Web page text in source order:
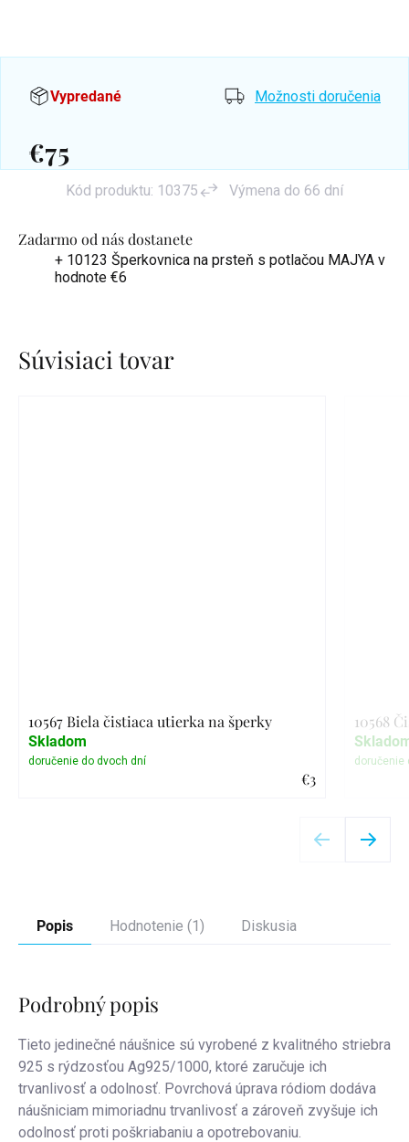
Zadarmo od nás dostanete
+ 10123 Šperkovnica na prsteň s potlačou MAJYA v
hodnote €6
Vypredané Možnosti doručenia
€75
Kód produktu: 10375 Výmena do 66 dní
Súvisiaci tovar
10567 Biela čistiaca utierka na šperky
€3
Skladom
10568
Popis Hodnotenie (1) Diskusia
Podrobný popis
Tieto jedinečné náušnice sú vyrobené z kvalitného striebra
925 s rýdzosťou Ag925/1000, ktoré zaručuje ich
trvanlivosť a odolnosť. Povrchová úprava ródiom dodáva
náušniciam mimoriadnu trvanlivosť a zároveň zvyšuje ich
odolnosť proti poškriabaniu a opotrebovaniu.